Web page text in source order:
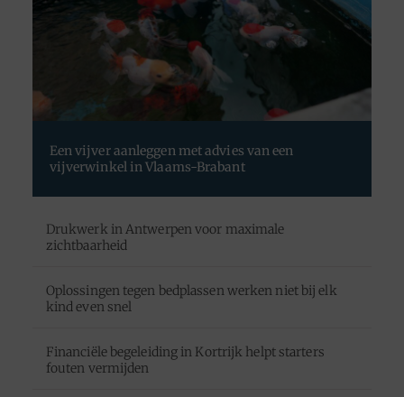
Een vijver aanleggen met advies van een
vijverwinkel in Vlaams-Brabant
Drukwerk in Antwerpen voor maximale
zichtbaarheid
Oplossingen tegen bedplassen werken niet bij elk
kind even snel
Financiële begeleiding in Kortrijk helpt starters
fouten vermijden